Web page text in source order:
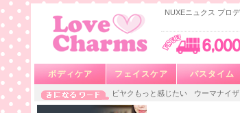
NUXEニュクス プロ
ボディケア フェイスケア バスタイム
ビヤクもっと感じたい ウーマナイザ